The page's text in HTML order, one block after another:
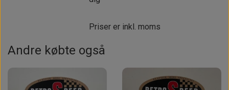
Priser er inkl. moms
Andre købte også